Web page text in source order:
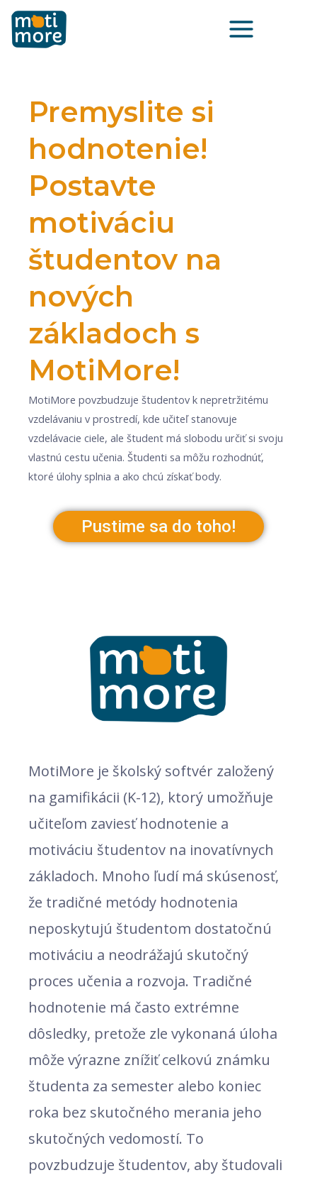
Preskočiť
obsah
Menu
Premyslite si
hodnotenie!
Postavte
motiváciu
študentov na
nových
základoch s
MotiMore!
MotiMore povzbudzuje študentov k nepretržitému
vzdelávaniu v prostredí, kde učiteľ stanovuje
vzdelávacie ciele, ale študent má slobodu určiť si svoju
vlastnú cestu učenia. Študenti sa môžu rozhodnúť,
ktoré úlohy splnia a ako chcú získať body.
Pustime sa do toho!
MotiMore je školský softvér založený
na gamifikácii (K-12), ktorý umožňuje
učiteľom zaviesť hodnotenie a
motiváciu študentov na inovatívnych
základoch. Mnoho ľudí má skúsenosť,
že tradičné metódy hodnotenia
neposkytujú študentom dostatočnú
motiváciu a neodrážajú skutočný
proces učenia a rozvoja. Tradičné
hodnotenie má často extrémne
dôsledky, pretože zle vykonaná úloha
môže výrazne znížiť celkovú známku
študenta za semester alebo koniec
roka bez skutočného merania jeho
skutočných vedomostí. To
povzbudzuje študentov, aby študovali